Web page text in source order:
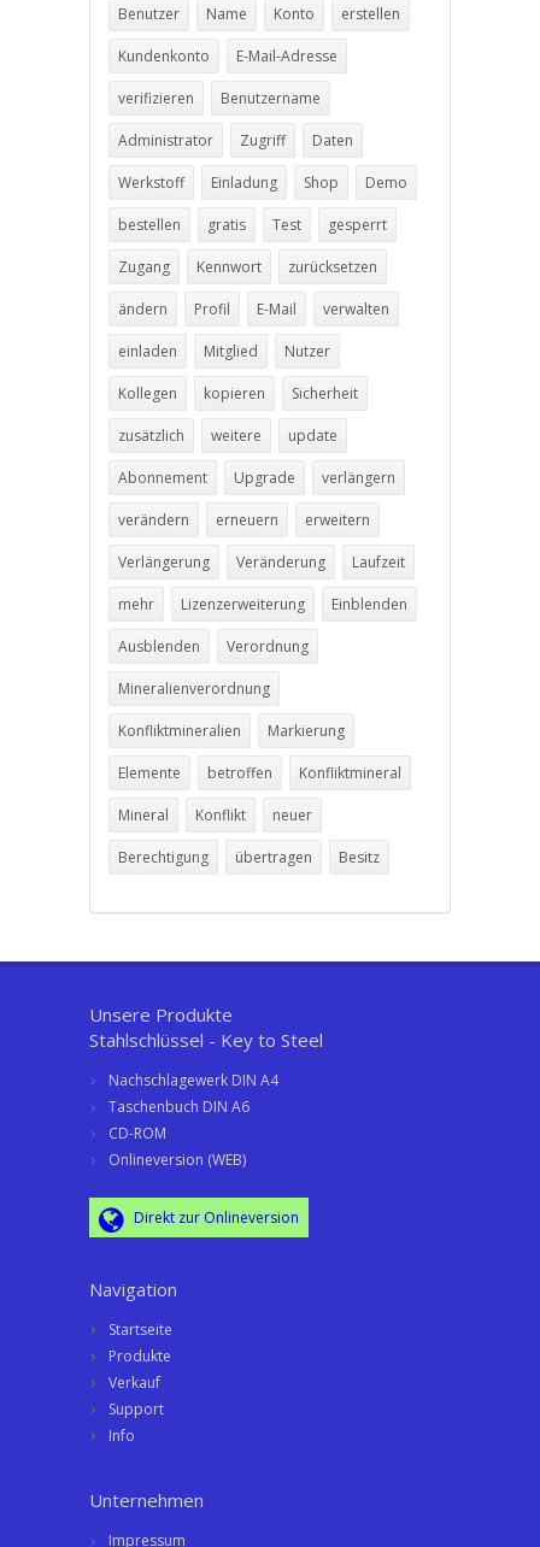
Benutzer Name Konto erstellen
Kundenkonto E-Mail-Adresse
verifizieren Benutzername
Administrator Zugriff Daten
Werkstoff Einladung Shop Demo
bestellen gratis Test gesperrt
Zugang Kennwort zurücksetzen
ändern Profil E-Mail verwalten
einladen Mitglied Nutzer
Kollegen kopieren Sicherheit
zusätzlich weitere update
Abonnement Upgrade verlängern
verändern erneuern erweitern
Verlängerung Veränderung Laufzeit
mehr Lizenzerweiterung Einblenden
Ausblenden Verordnung
Mineralienverordnung
Konfliktmineralien Markierung
Elemente betroffen Konfliktmineral
Mineral Konflikt neuer
Berechtigung übertragen Besitz
Unsere Produkte
Stahlschlüssel - Key to Steel
Nachschlagewerk DIN A4
Taschenbuch DIN A6
CD-ROM
Onlineversion (WEB)
Direkt zur Onlineversion
Navigation
Startseite
Produkte
Verkauf
Support
Info
Unternehmen
Impressum